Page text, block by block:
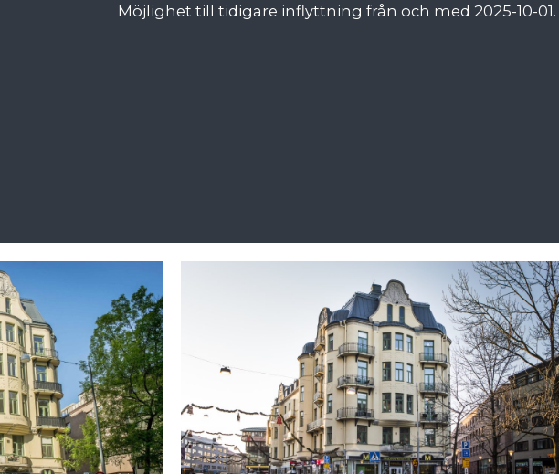
Möjlighet till tidigare inflyttning från och med 2025-10-01.